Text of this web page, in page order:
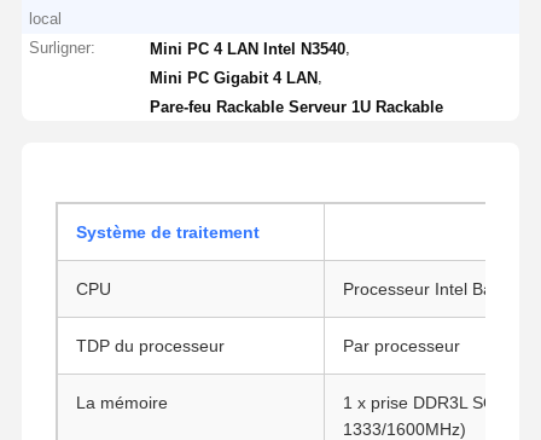
local
Surligner: Mini PC 4 LAN Intel N3540
Mini PC Gigabit 4 LAN
Pare-feu Rackable Serveur 1U Rackable
Système de traitement
CPU Processeur Intel Bay Trail
TDP du processeur Par processeur
La mémoire
1 x prise DDR3L SO-
1333/1600MHz)